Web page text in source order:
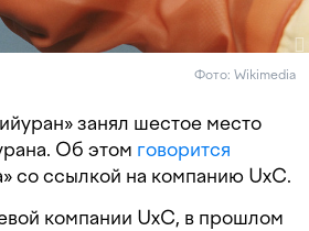
Фото: Wikimedia
занял шестое место
Об этом говорится
со ссылкой на компанию UxC.
компании UxC, в прошлом